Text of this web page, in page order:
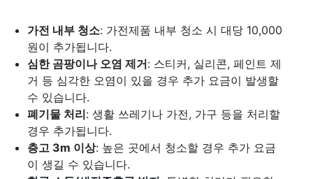
가전 내부 청소: 가전제품 내부 청소 시 대당 10,000
원이 추가됩니다.
심한 곰팡이나 오염 제거: 스티커, 실리콘, 페인트 제
거 등 심각한 오염이 있을 경우 추가 요금이 발생할
수 있습니다.
폐기물 처리: 생활 쓰레기나 가전, 가구 등을 처리할
경우 추가됩니다.
층고 3m 이상: 높은 곳에서 청소할 경우 추가 요금
이 생길 수 있습니다.